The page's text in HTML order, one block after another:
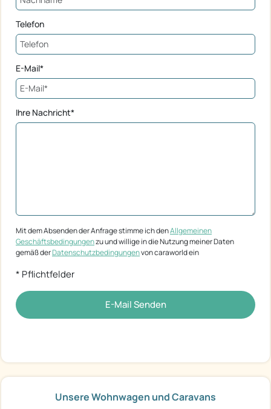
Telefon
E-Mail*
Ihre Nachricht*
Mit dem Absenden der Anfrage stimme ich denAllgemeinen
Geschäftsbedingungenzu und willige in die Nutzung meiner Daten
gemäß derDatenschutzbedingungenvon caraworld ein
* Pflichtfelder
E-Mail Senden
Unsere Wohnwagen und Caravans